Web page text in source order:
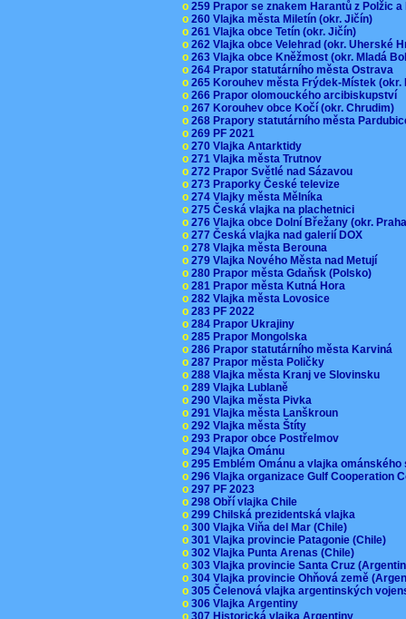
o 259 Prapor se znakem Harantů z Polžic
o 260 Vlajka města Miletín (okr. Jičín)
o 261 Vlajka obce Tetín (okr. Jičín)
o 262 Vlajka obce Velehrad (okr. Uherské
o 263 Vlajka obce Kněžmost (okr. Mladá
o 264 Prapor statutárního města Ostrava
o 265 Korouhev města Frýdek-Místek
o 266 Prapor olomouckého arcibiskupství
o 267 Korouhev obce Kočí (okr. Chrudim)
o 268 Prapory statutárního města
o 269 PF 2021
o 270 Vlajka Antarktidy
o 271 Vlajka města Trutnov
o 272 Prapor Světlé nad Sázavou
o 273 Praporky České televize
o 274 Vlajky města Mělníka
o 275 Česká vlajka na plachetnici
o 276 Vlajka obce Dolní Břežany (okr.
o 277 Česká vlajka nad galerií DOX
o 278 Vlajka města Berouna
o 279 Vlajka Nového Města nad Metují
o 280 Prapor města Gdaňsk (Polsko)
o 281 Prapor města Kutná Hora
o 282 Vlajka města Lovosice
o 283 PF 2022
o 284 Prapor Ukrajiny
o 285 Prapor Mongolska
o 286 Prapor statutárního města Karviná
o 287 Prapor města Poličky
o 288 Vlajka města Kranj ve Slovinsku
o 289 Vlajka Lublaně
o 290 Vlajka města Pivka
o 291 Vlajka města Lanškroun
o 292 Vlajka města Štíty
o 293 Prapor obce Postřelmov
o 294 Vlajka Ománu
o 295 Emblém Ománu a vlajka
o 296 Vlajka organizace Gulf Cooperation
o 297 PF 2023
o 298 Obří vlajka Chile
o 299 Chilská prezidentská vlajka
o 300 Vlajka Viňa del Mar (Chile)
o 301 Vlajka provincie Patagonie (Chile)
o 302 Vlajka Punta Arenas (Chile)
o 303 Vlajka provincie Santa Cruz
o 304 Vlajka provincie Ohňová země
o 305 Čelenová vlajka argentinských
o 306 Vlajka Argentiny
o 307 Historická vlajka Argentiny